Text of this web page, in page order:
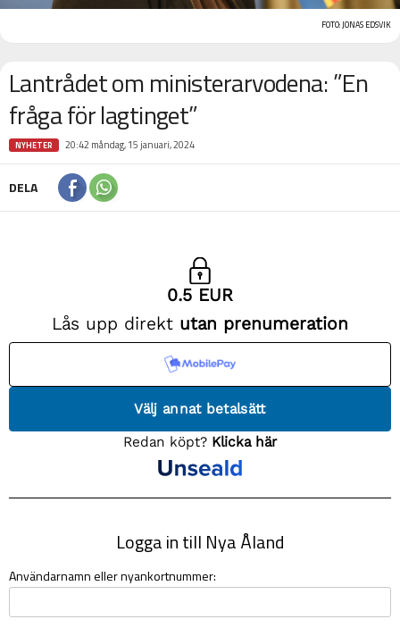
FOTO: JONAS EDSVIK
Lantrådet om ministerarvodena: ”En
fråga för lagtinget”
NYHETER 20:42 måndag, 15 januari, 2024
DELA